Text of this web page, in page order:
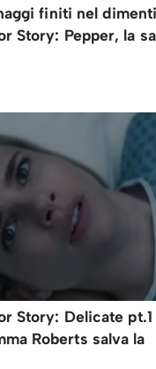
finiti nel
Story: Pepper, la
Story: Delicate pt.1
Roberts salva la